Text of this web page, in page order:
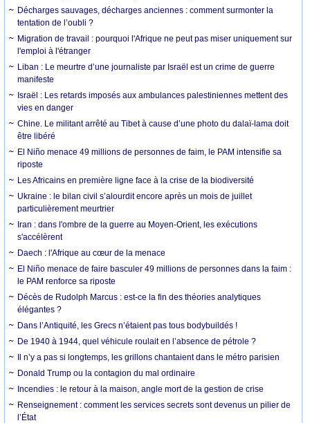
Décharges sauvages, décharges anciennes : comment surmonter la
tentation de l’oubli ?
Migration de travail : pourquoi l'Afrique ne peut pas miser uniquement sur
l'emploi à l'étranger
Liban : Le meurtre d’une journaliste par Israël est un crime de guerre
manifeste
Israël : Les retards imposés aux ambulances palestiniennes mettent des
vies en danger
Chine. Le militant arrêté au Tibet à cause d’une photo du dalaï-lama doit
être libéré
El Niño menace 49 millions de personnes de faim, le PAM intensifie sa
riposte
Les Africains en première ligne face à la crise de la biodiversité
Ukraine : le bilan civil s’alourdit encore après un mois de juillet
particulièrement meurtrier
Iran : dans l'ombre de la guerre au Moyen-Orient, les exécutions
s'accélèrent
Daech : l'Afrique au cœur de la menace
El Niño menace de faire basculer 49 millions de personnes dans la faim :
le PAM renforce sa riposte
Décès de Rudolph Marcus : est-ce la fin des théories analytiques
élégantes ?
Dans l’Antiquité, les Grecs n’étaient pas tous bodybuildés !
De 1940 à 1944, quel véhicule roulait en l’absence de pétrole ?
Il n’y a pas si longtemps, les grillons chantaient dans le métro parisien
Donald Trump ou la contagion du mal ordinaire
Incendies : le retour à la maison, angle mort de la gestion de crise
Renseignement : comment les services secrets sont devenus un pilier de
l’État